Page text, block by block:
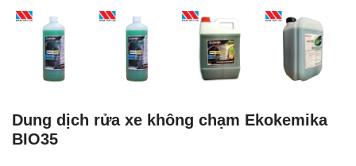
Dung dịch rửa xe không chạm Ekokemika
BIO35